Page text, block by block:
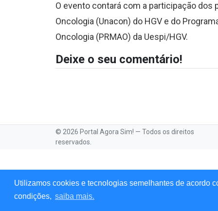
Utilizamos cookies e tecnologias semelhantes de acordo
condições, saiba mais.
O evento contará com a participação dos
Oncologia (Unacon) do HGV e do
Oncologia (PRMAO) da Uespi/HGV.
Deixe o seu comentário!
© 2026 Portal Agora Sim! — Todos os direitos
reservados.